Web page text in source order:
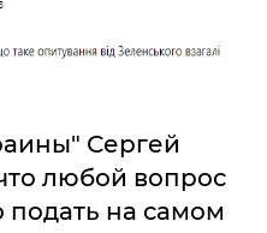
Сергей
любой вопрос
подать на самом